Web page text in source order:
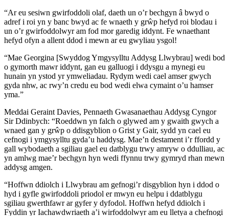
“Ar eu sesiwn gwirfoddoli olaf, daeth un o’r bechgyn â bwyd o
adref i roi yn y banc bwyd ac fe wnaeth y grŵp hefyd roi blodau i
un o’r gwirfoddolwyr am fod mor garedig iddynt. Fe wnaethant
hefyd ofyn a allent ddod i mewn ar eu gwyliau ysgol!
“Mae Georgina [Swyddog Ymgysylltu Addysg Llwybrau] wedi bod
o gymorth mawr iddynt, gan eu galluogi i ddysgu a mynegi eu
hunain yn ystod yr ymweliadau. Rydym wedi cael amser gwych
gyda nhw, ac rwy’n credu eu bod wedi elwa cymaint o’u hamser
yma.”
Meddai Geraint Davies, Pennaeth Gwasanaethau Addysg Cyngor
Sir Ddinbych: “Roeddwn yn falch o glywed am y gwaith gwych a
wnaed gan y grŵp o ddisgyblion o Grist y Gair, sydd yn cael eu
cefnogi i ymgysylltu gyda’u haddysg. Mae’n destament i’r ffordd y
gall wybodaeth a sgiliau gael eu datblygu trwy amryw o ddulliau, ac
yn amlwg mae’r bechgyn hyn wedi ffynnu trwy gymryd rhan mewn
addysg amgen.
“Hoffwn ddiolch i Llwybrau am gefnogi’r disgyblion hyn i ddod o
hyd i gyfle gwirfoddoli priodol er mwyn eu helpu i ddatblygu
sgiliau gwerthfawr ar gyfer y dyfodol. Hoffwn hefyd ddiolch i
Fyddin yr Iachawdwriaeth a’i wirfoddolwyr am eu lletya a chefnogi